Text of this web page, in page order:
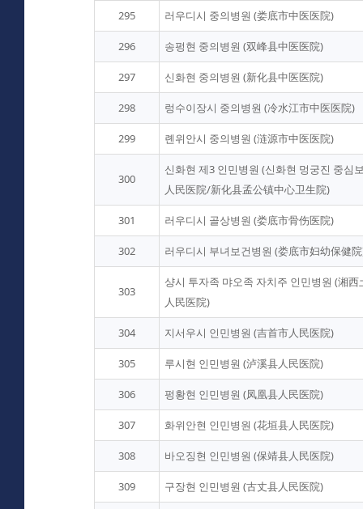
295 러우디시 중의병원 (娄底市中医医院)
296 송펑현 중의병원 (双峰县中医医院)
297 신화현 중의병원 (新化县中医医院)
298 렁수이장시 중의병원 (冷水江市中医医院)
299 롄위안시 중의병원 (涟源市中医医院)
300
신화현 제3 인민병원 (신화현 멍궁진 중심
人民医院/新化县孟公镇中心卫生院)
301 러우디시 골상병원 (娄底市骨伤医院)
302 러우디시 부녀보건병원 (娄底市妇幼保健
303
샹시 투자족 먀오족 자치주 인민병원 (湘
人民医院)
304 지서우시 인민병원 (吉首市人民医院)
305 루시현 인민병원 (泸溪县人民医院)
306 펑황현 인민병원 (凤凰县人民医院)
307 화위안현 인민병원 (花垣县人民医院)
308 바오징현 인민병원 (保靖县人民医院)
309 구장현 인민병원 (古丈县人民医院)